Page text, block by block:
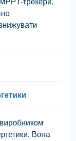
Вона